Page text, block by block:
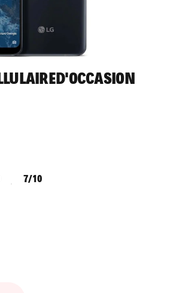
D'OCCASION
7/10